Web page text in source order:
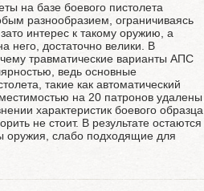
на базе боевого пистолета
разнообразием, ограничиваясь
интерес к такому оружию, а
него, достаточно велики. В
травматические варианты АПС
ведь основные
такие как автоматический
на 20 патронов удалены
характеристик боевого образца
не стоит. В результате остаются
оружия, слабо подходящие для